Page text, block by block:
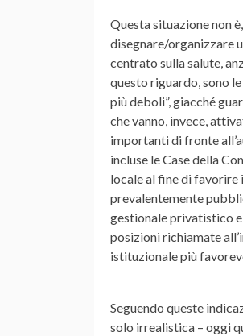
Questa situazione non
disegnare/organizzare
centrato sulla salute,
questo riguardo, sono
più deboli”, giacché
che vanno, invece,
importanti di fronte
incluse le Case della
locale al fine di favorire
prevalentemente
gestionale privatistico
posizioni richiamate
istituzionale più
Seguendo queste
solo irrealistica – oggi